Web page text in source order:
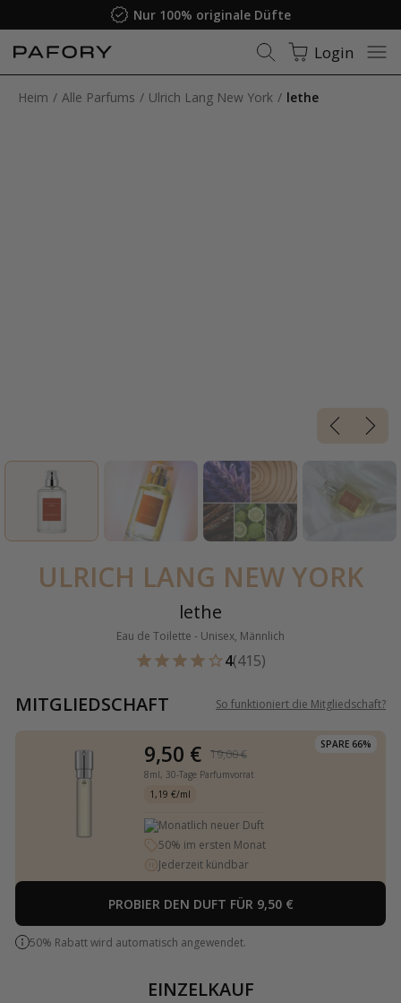
Nur 100% originale Düfte
Login
Heim Alle Parfums Ulrich Lang New York lethe
ULRICH LANG NEW YORK
lethe
Eau de Toilette - Unisex, Männlich
4(415)
MITGLIEDSCHAFT So funktioniert die Mitgliedschaft?
SPARE 66%
9,50 € 19,00 €
8ml, 30-Tage Parfumvorrat
1,19 €/ml
Monatlich neuer Duft
50% im ersten Monat
Jederzeit kündbar
PROBIER DEN DUFT FÜR 9,50 €
50% Rabatt wird automatisch angewendet.
EINZELKAUF